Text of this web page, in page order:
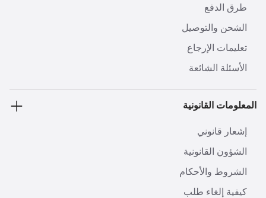
طرق الدفع
الشحن والتوصيل
تعليمات الإرجاع
الأسئلة الشائعة
المعلومات القانونية
إشعار قانوني
الشؤون القانونية
الشروط والأحكام
كيفية إلغاء طلب